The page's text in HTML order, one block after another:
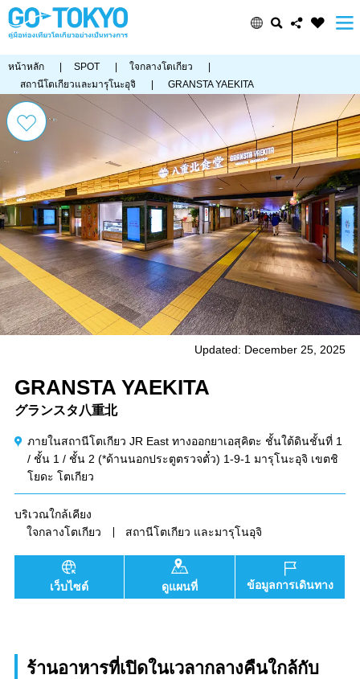
หน้าหลัก SPOT ใจกลางโตเกียว
สถานีโตเกียวและมารุโนะอุจิ
GRANSTA YAEKITA
Updated: December 25, 2025
GRANSTA YAEKITA
グランスタ八重北
ภายในสถานีโตเกียว JR East ทางออกยาเอสุคิตะ ชั้นใต้ดินชั้นที่ 1
/ ชั้น 1 / ชั้น 2 (*ด้านนอกประตูตรวจตั๋ว) 1-9-1 มารุโนะอุจิ เขตชิ
โยดะ โตเกียว
บริเวณใกล้เคียง
ใจกลางโตเกียว
สถานีโตเกียว และมารุโนอุจิ
เว็บไซต์ ดูแผนที่ ข้อมูลการเดินทาง
ร้านอาหารที่เปิดในเวลากลางคืนใกล้กับ